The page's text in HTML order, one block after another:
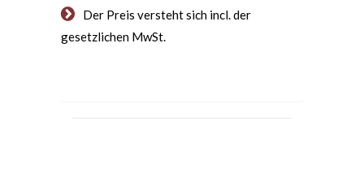
Der Preis versteht sich incl. der
gesetzlichen MwSt.